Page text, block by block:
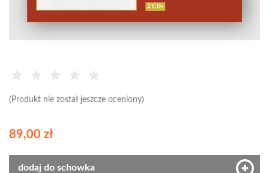
(Produkt nie został jeszcze oceniony)
89,00 zł
dodaj do schowka